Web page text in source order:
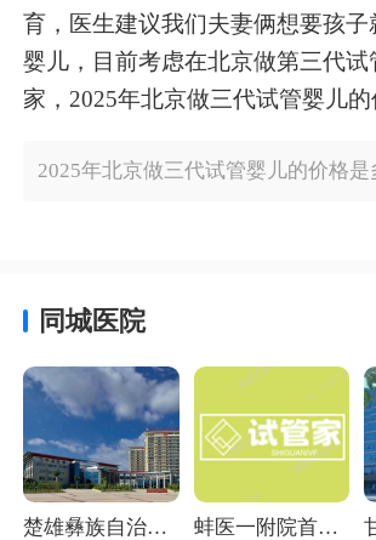
育，医生建议我们夫妻俩想要孩子
婴儿，目前考虑在北京做第三代试
家，2025年北京做三代试管婴儿
2025年北京做三代试管婴儿的价格是
同城医院
楚雄彝族自治州
蚌医一附院首页_